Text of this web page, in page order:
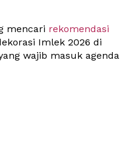
mencari rekomendasi
Imlek 2026 di
wajib masuk agenda